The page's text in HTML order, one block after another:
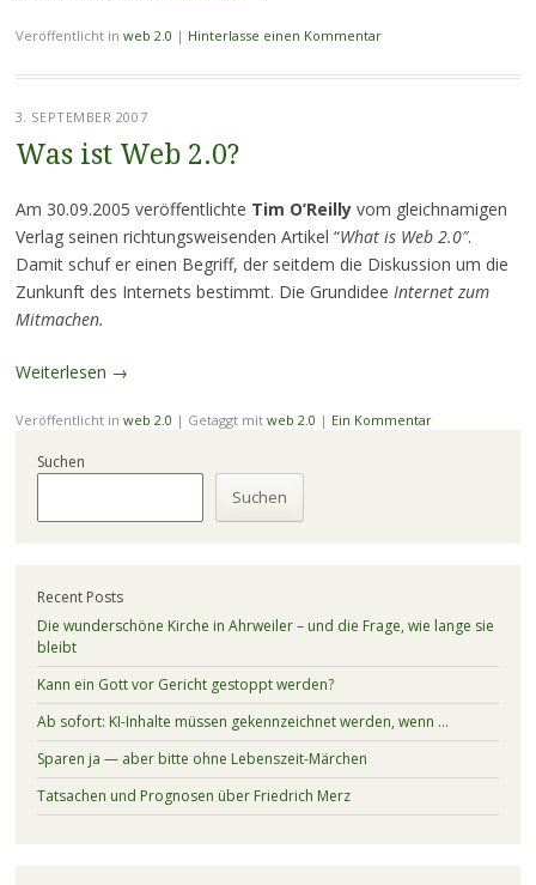
Veröffentlicht in web 2.0 | Hinterlasse einen Kommentar
3. SEPTEMBER 2007
Was ist Web 2.0?
Am 30.09.2005 veröffentlichte Tim O’Reilly vom gleichnamigen
Verlag seinen richtungsweisenden Artikel “What is Web 2.0″.
Damit schuf er einen Begriff, der seitdem die Diskussion um die
Zunkunft des Internets bestimmt. Die Grundidee Internet zum
Mitmachen.
Weiterlesen →
Veröffentlicht in web 2.0 | Getaggt mit web 2.0 | Ein Kommentar
Suchen
Suchen
Recent Posts
Die wunderschöne Kirche in Ahrweiler – und die Frage, wie lange sie
bleibt
Kann ein Gott vor Gericht gestoppt werden?
Ab sofort: KI-Inhalte müssen gekennzeichnet werden, wenn …
Sparen ja — aber bitte ohne Lebenszeit-Märchen
Tatsachen und Prognosen über Friedrich Merz